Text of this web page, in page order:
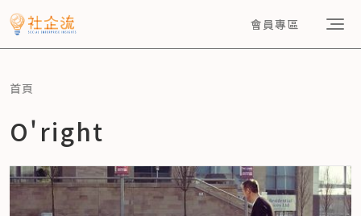
會員專區
首頁
O'right